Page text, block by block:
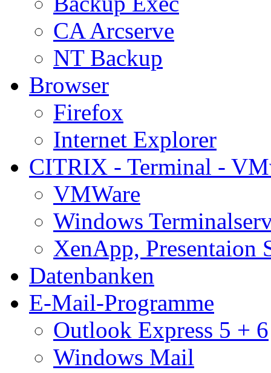
CA Arcserve
NT Backup
Browser
Firefox
Internet Explorer
CITRIX - Terminal -
VMWare
Windows
XenApp, Presentaion
Datenbanken
E-Mail-Programme
Outlook Express 5 + 6
Windows Mail